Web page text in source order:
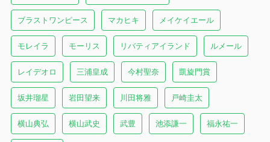
ブラストワンピース マカヒキ メイケイエール
モレイラ モーリス リバティアイランド ルメール
レイデオロ 三浦皇成 今村聖奈 凱旋門賞
坂井瑠星 岩田望来 川田将雅 戸崎圭太
横山典弘 横山武史 武豊 池添謙一 福永祐一